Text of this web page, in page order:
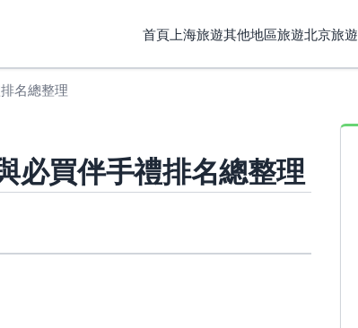
首頁 上海旅遊其他地區旅遊北京旅遊
名總整理
必買伴手禮排名總整理